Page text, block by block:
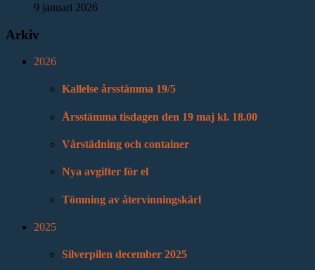
9 januari 2026
Arkiv
2026
Kallelse årsstämma 19/5
Årsstämma tisdagen den 19 maj kl. 18.00
Vårstädning och container
Nya avgifter för el
Tömning av återvinningskärl
2025
Silverpilen december 2025